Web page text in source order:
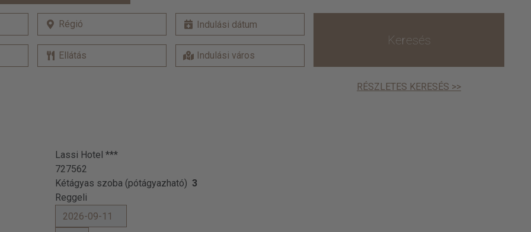
Keresés
RÉSZLETES KERESÉS >>
Lassi Hotel ***
727562
Kétágyas szoba (pótágyazható) 3
Reggeli